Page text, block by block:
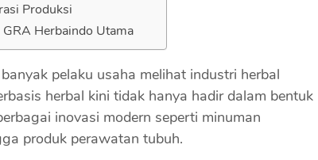
Produksi
Herbaindo Utama
pelaku usaha melihat industri herbal
herbal kini tidak hanya hadir dalam bentuk
inovasi modern seperti minuman
produk perawatan tubuh.